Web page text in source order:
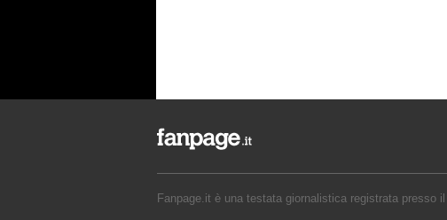
Fanpage.it è una testata giornalistica registrata presso